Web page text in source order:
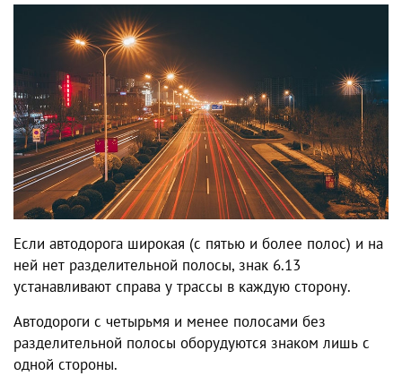
Если автодорога широкая (с пятью и более полос) и на
ней нет разделительной полосы, знак 6.13
устанавливают справа у трассы в каждую сторону.
Автодороги с четырьмя и менее полосами без
разделительной полосы оборудуются знаком лишь с
одной стороны.